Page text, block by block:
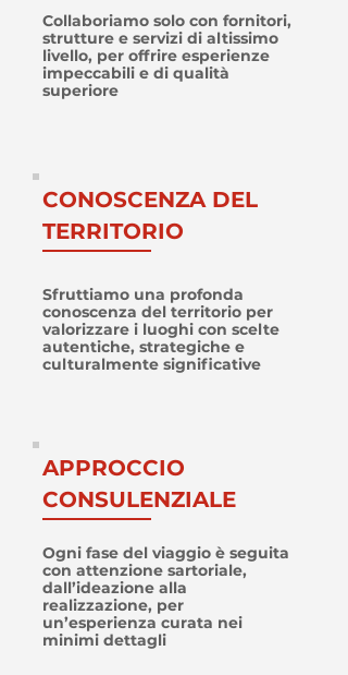
Collaboriamo solo con fornitori,
strutture e servizi di altissimo
livello, per offrire esperienze
impeccabili e di qualità
superiore
CONOSCENZA DEL
TERRITORIO
Sfruttiamo una profonda
conoscenza del territorio per
valorizzare i luoghi con scelte
autentiche, strategiche e
culturalmente significative
APPROCCIO
CONSULENZIALE
Ogni fase del viaggio è seguita
con attenzione sartoriale,
dall’ideazione alla
realizzazione, per
un’esperienza curata nei
minimi dettagli